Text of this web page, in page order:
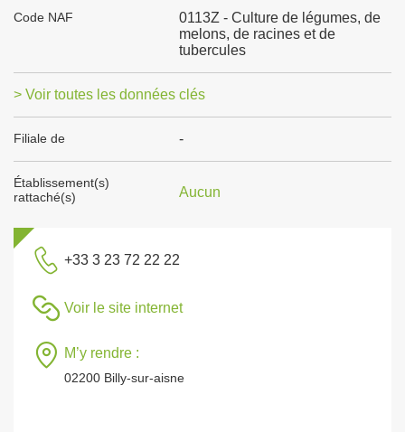
Code NAF
0113Z - Culture de légumes, de
melons, de racines et de
tubercules
> Voir toutes les données clés
Filiale de -
Établissement(s)
rattaché(s)
Aucun
+33 3 23 72 22 22
Voir le site internet
M’y rendre :
02200 Billy-sur-aisne